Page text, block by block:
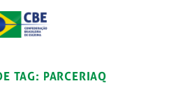
TAG: PARCERIAQ